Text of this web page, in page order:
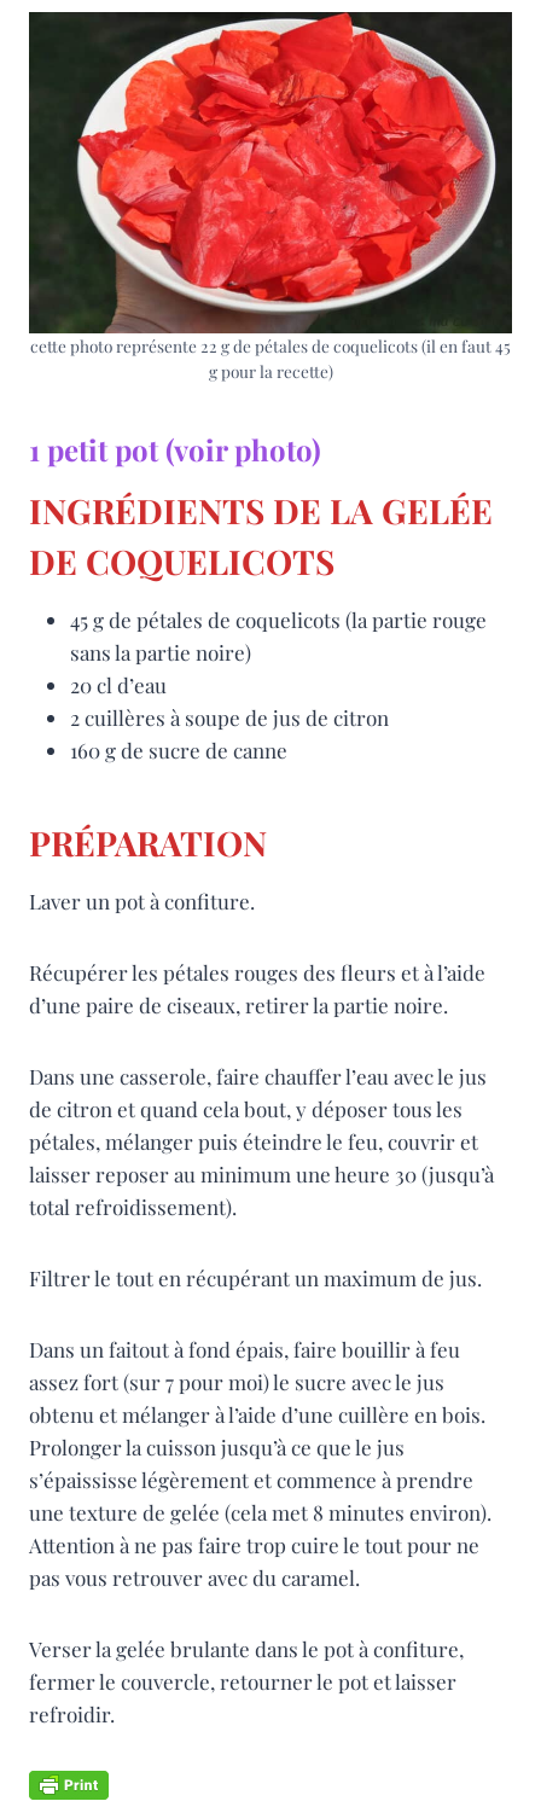
cette photo représente 22 g de pétales de coquelicots (il en faut 45
g pour la recette)
1 petit pot (voir photo)
INGRÉDIENTS DE LA GELÉE
DE COQUELICOTS
45 g de pétales de coquelicots (la partie rouge
sans la partie noire)
20 cl d’eau
2 cuillères à soupe de jus de citron
160 g de sucre de canne
PRÉPARATION
Laver un pot à confiture.
Récupérer les pétales rouges des fleurs et à l’aide
d’une paire de ciseaux, retirer la partie noire.
Dans une casserole, faire chauffer l’eau avec le jus
de citron et quand cela bout, y déposer tous les
pétales, mélanger puis éteindre le feu, couvrir et
laisser reposer au minimum une heure 30 (jusqu’à
total refroidissement).
Filtrer le tout en récupérant un maximum de jus.
Dans un faitout à fond épais, faire bouillir à feu
assez fort (sur 7 pour moi) le sucre avec le jus
obtenu et mélanger à l’aide d’une cuillère en bois.
Prolonger la cuisson jusqu’à ce que le jus
s’épaississe légèrement et commence à prendre
une texture de gelée (cela met 8 minutes environ).
Attention à ne pas faire trop cuire le tout pour ne
pas vous retrouver avec du caramel.
Verser la gelée brulante dans le pot à confiture,
fermer le couvercle, retourner le pot et laisser
refroidir.